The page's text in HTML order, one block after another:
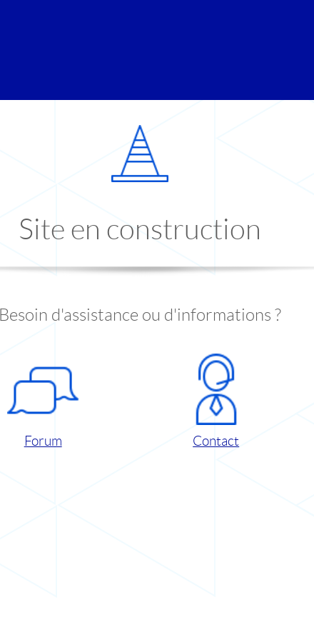
Site en construction
Besoin d'assistance ou d'informations ?
Forum Contact